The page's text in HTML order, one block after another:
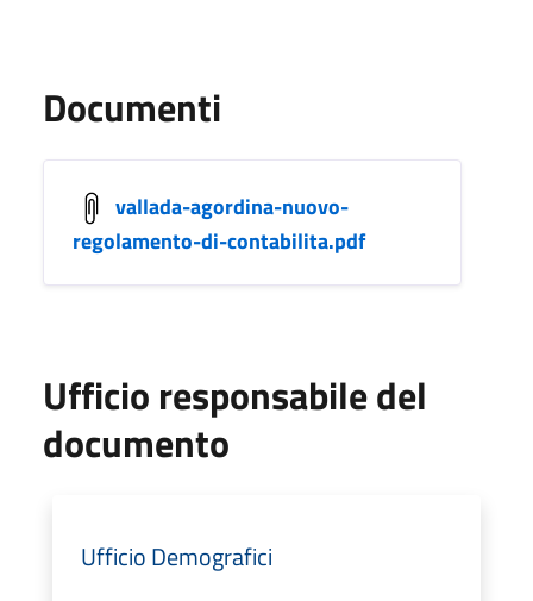
Documenti
vallada-agordina-nuovo-
regolamento-di-contabilita.pdf
Ufficio responsabile del
documento
Ufficio Demografici